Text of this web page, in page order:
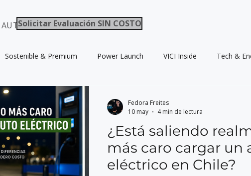
AUTOS / ELECTROMOVILIDAD CHILE
Solicitar Evaluación SIN COSTO
Sostenible & Premium Power Launch VICI Inside Tech &
¿Está saliendo
más caro cargar un
eléctrico en Chile?
Fedora Freites
10 may
4 min de lectura